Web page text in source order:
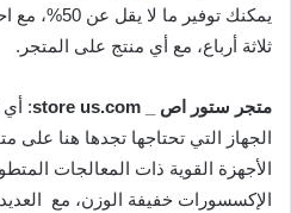
يمكنك توفير
ثلاثة أرباع، مع أي منتج على المتجر.
متجر ستور اص _ store us.com
: أي
الجهاز التي تحتاجها تجدها هنا على
الأجهزة القوية ذات المعالجات
الإكسسورات خفيفة الوزن، مع العديد